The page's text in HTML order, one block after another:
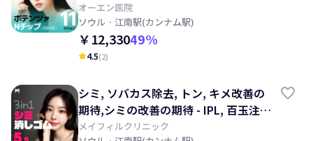
オーエン医院
ソウル · 江南駅(カンナム駅)
￥12,33049%
kid_star4.5(2)
シミ, ソバカス除去, トン, キメ改善の
期待,シミの改善の期待 - IPL, 百玉注
射, レーザートーニング, 目の下, 顔の
メイフィルクリニック